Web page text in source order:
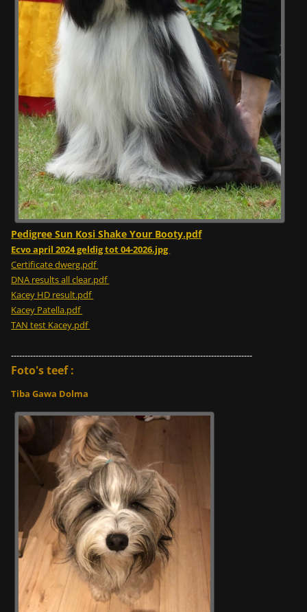
Pedigree Sun Kosi Shake Your Booty.pdf
Ecvo april 2024 geldig tot 04-2026.jpg
Certificate dwerg.pdf
DNA results all clear.pdf
Kacey HD result.pdf
Kacey Patella.pdf
TAN test Kacey.pdf
----------------------------------------------------------------------------------------
Foto's teef :
Tiba Gawa Dolma